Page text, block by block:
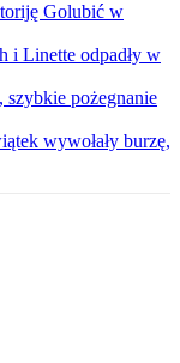
Golubić w
i Linette odpadły w
pożegnanie
wywołały burzę,